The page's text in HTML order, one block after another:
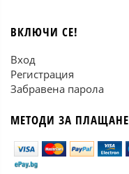
ВКЛЮЧИ СЕ!
Вход
Регистрация
Забравена парола
МЕТОДИ ЗА ПЛАЩАНЕ